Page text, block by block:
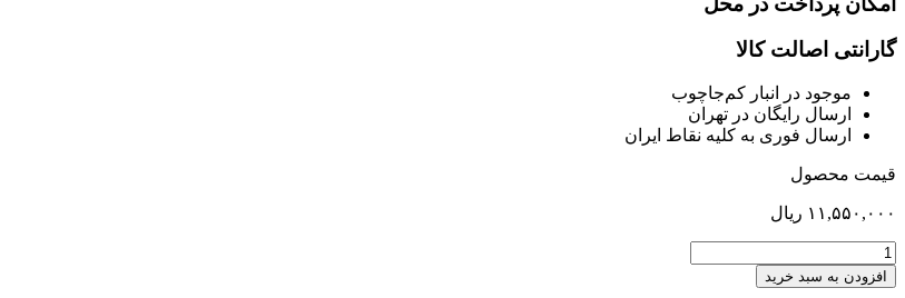
گارانتی اصالت کالا
موجود در انبار کم‌‌جاچوب
ارسال رایگان در تهران
ارسال فوری به کلیه نقاط ایران
قیمت محصول
۱۱,۵۵۰,۰۰۰ ریال
طبقه
اضافی
کمد
افزودن به سبد خرید